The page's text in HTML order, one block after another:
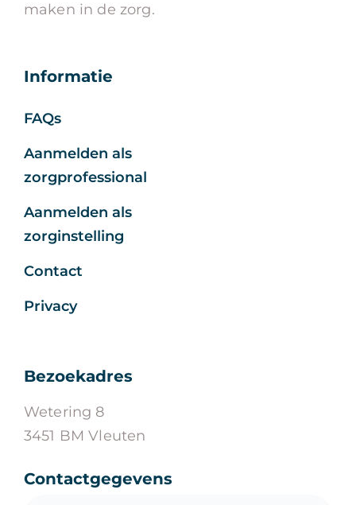
maken in de zorg.
Informatie
FAQs
Aanmelden als
zorgprofessional
Aanmelden als
zorginstelling
Contact
Privacy
Bezoekadres
Wetering 8
3451 BM Vleuten
Contactgegevens